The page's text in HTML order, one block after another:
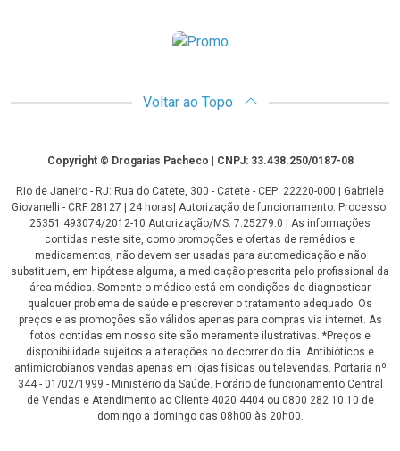
Promoção em Destaque
Voltar ao Topo
CopyrightCopyright © Drogarias Pacheco | CNPJ: 33.438.250/0187-08
Rio de Janeiro - RJ: Rua do Catete, 300 - Catete - CEP: 22220-000 | Gabriele
Giovanelli - CRF 28127 | 24 horas| Autorização de funcionamento: Processo:
25351.493074/2012-10 Autorização/MS: 7.25279.0 | As informações
contidas neste site, como promoções e ofertas de remédios e
medicamentos, não devem ser usadas para automedicação e não
substituem, em hipótese alguma, a medicação prescrita pelo profissional da
área médica. Somente o médico está em condições de diagnosticar
qualquer problema de saúde e prescrever o tratamento adequado. Os
preços e as promoções são válidos apenas para compras via internet. As
fotos contidas em nosso site são meramente ilustrativas. *Preços e
disponibilidade sujeitos a alterações no decorrer do dia. Antibióticos e
antimicrobianos vendas apenas em lojas físicas ou televendas. Portaria nº
344 - 01/02/1999 - Ministério da Saúde. Horário de funcionamento Central
de Vendas e Atendimento ao Cliente 4020 4404 ou 0800 282 10 10 de
domingo a domingo das 08h00 às 20h00.